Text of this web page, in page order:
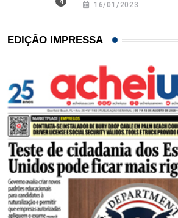
16/01/2023
EDIÇÃO IMPRESSA